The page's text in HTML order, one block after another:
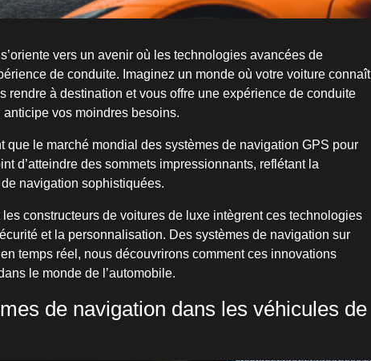
vers un avenir où les technologies avancées de
de conduite. Imaginez un monde où votre voiture connaît
rendre à destination et vous offre une expérience de conduite
vos moindres besoins.
que le marché mondial des systèmes de navigation GPS pour
d’atteindre des sommets impressionnants, reflétant la
navigation sophistiquées.
constructeurs de voitures de luxe intègrent ces technologies
et la personnalisation. Des systèmes de navigation sur
temps réel, nous découvrirons comment ces innovations
le monde de l’automobile.
de navigation dans les véhicules de